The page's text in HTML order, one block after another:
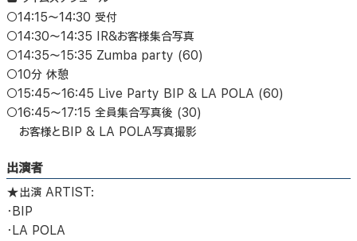
○14:15～14:30 受付
○14:30～14:35 IR&お客様集合写真
○14:35～15:35 Zumba party (60)
○10分 休憩
○15:45～16:45 Live Party BIP & LA POLA (60)
○16:45～17:15 全員集合写真後 (30)
お客様とBIP & LA POLA写真撮影
出演者
★出演 ARTIST:
・BIP
・LA POLA